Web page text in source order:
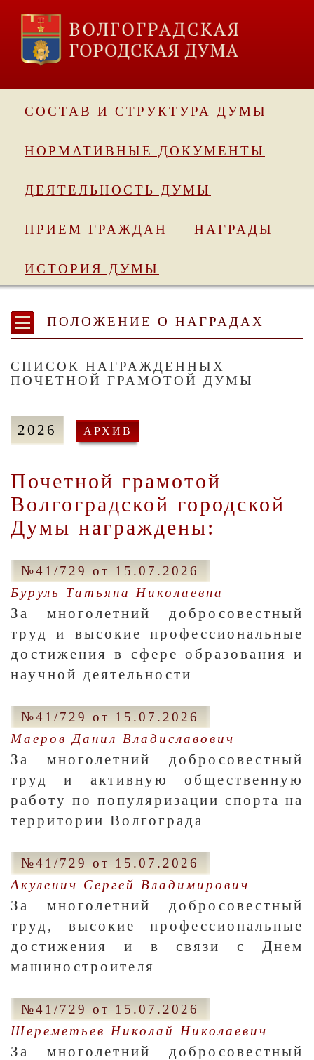
СОСТАВ И СТРУКТУРА ДУМЫ
НОРМАТИВНЫЕ ДОКУМЕНТЫ
ДЕЯТЕЛЬНОСТЬ ДУМЫ
ПРИЕМ ГРАЖДАН НАГРАДЫ
ИСТОРИЯ ДУМЫ
ПОЛОЖЕНИЕ О НАГРАДАХ
СПИСОК НАГРАЖДЕННЫХ
ПОЧЕТНОЙ ГРАМОТОЙ ДУМЫ
2026 АРХИВ
Почетной грамотой
Волгоградской городской
Думы награждены:
№41/729 от 15.07.2026
Буруль Татьяна Николаевна
За многолетний добросовестный
труд и высокие профессиональные
достижения в сфере образования и
научной деятельности
№41/729 от 15.07.2026
Маеров Данил Владиславович
За многолетний добросовестный
труд и активную общественную
работу по популяризации спорта на
территории Волгограда
№41/729 от 15.07.2026
Акуленич Сергей Владимирович
За многолетний добросовестный
труд, высокие профессиональные
достижения и в связи с Днем
машиностроителя
№41/729 от 15.07.2026
Шереметьев Николай Николаевич
За многолетний добросовестный